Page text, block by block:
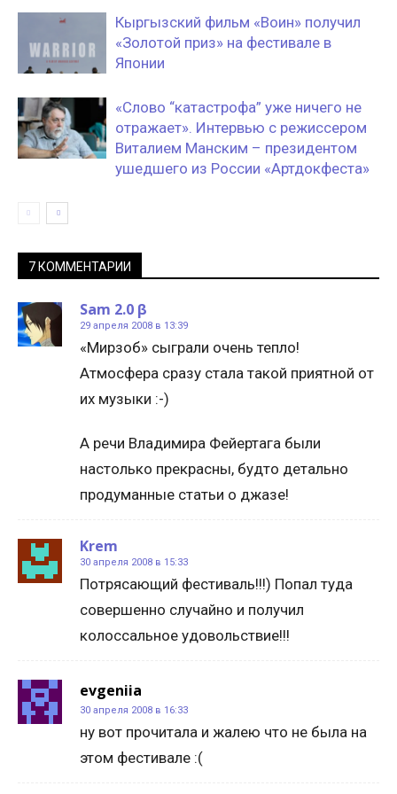
Кыргызский фильм «Воин» получил
«Золотой приз» на фестивале в
Японии
«Слово “катастрофа” уже ничего не
отражает». Интервью с режиссером
Виталием Манским – президентом
ушедшего из России «Артдокфеста»
7 КОММЕНТАРИИ
Sam 2.0 β
29 апреля 2008 в 13:39
«Мирзоб» сыграли очень тепло!
Атмосфера сразу стала такой приятной от
их музыки :-)
А речи Владимира Фейертага были
настолько прекрасны, будто детально
продуманные статьи о джазе!
Krem
30 апреля 2008 в 15:33
Потрясающий фестиваль!!!) Попал туда
совершенно случайно и получил
колоссальное удовольствие!!!
evgeniia
30 апреля 2008 в 16:33
ну вот прочитала и жалею что не была на
этом фестивале :(